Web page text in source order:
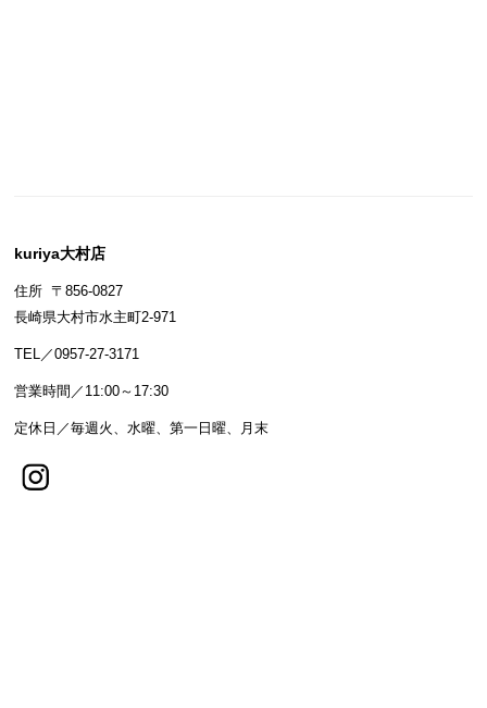
kuriya大村店
住所 〒856-0827
長崎県大村市水主町2-971
TEL／0957-27-3171
営業時間／11:00～17:30
定休日／毎週火、水曜、第一日曜、月末